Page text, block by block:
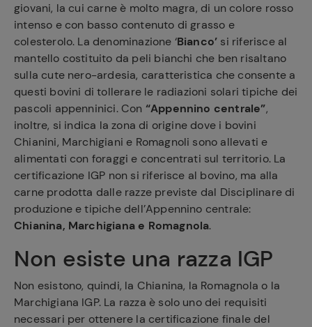
giovani, la cui carne è molto magra, di un colore rosso
intenso e con basso contenuto di grasso e
colesterolo. La denominazione ‘Bianco’ si riferisce al
mantello costituito da peli bianchi che ben risaltano
sulla cute nero-ardesia, caratteristica che consente a
questi bovini di tollerare le radiazioni solari tipiche dei
pascoli appenninici. Con “Appennino centrale”,
inoltre, si indica la zona di origine dove i bovini
Chianini, Marchigiani e Romagnoli sono allevati e
alimentati con foraggi e concentrati sul territorio. La
certificazione IGP non si riferisce al bovino, ma alla
carne prodotta dalle razze previste dal Disciplinare di
produzione e tipiche dell’Appennino centrale:
Chianina, Marchigiana e Romagnola.
Non esiste una razza IGP
Non esistono, quindi, la Chianina, la Romagnola o la
Marchigiana IGP. La razza è solo uno dei requisiti
necessari per ottenere la certificazione finale del